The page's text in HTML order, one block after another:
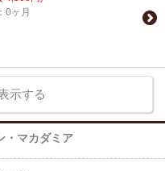
0ヶ月
示する
・マカダミア